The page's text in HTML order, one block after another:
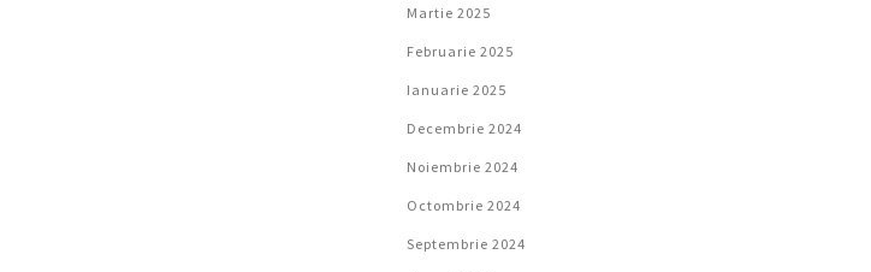
Martie 2025
Februarie 2025
Ianuarie 2025
Decembrie 2024
Noiembrie 2024
Octombrie 2024
Septembrie 2024